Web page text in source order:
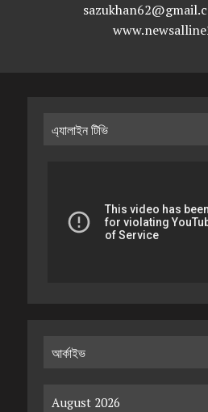
এ্যালাইন টিভি
আর্কাইভ
August 2026